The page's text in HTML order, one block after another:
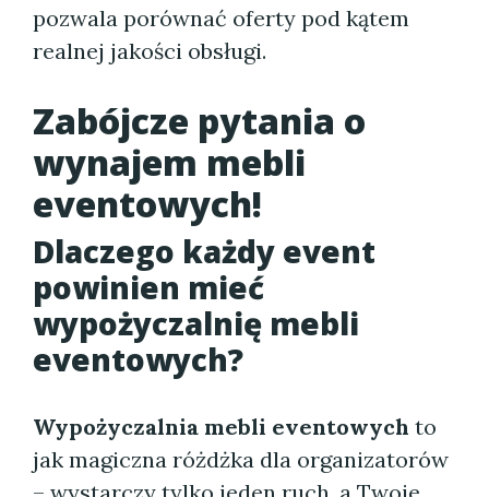
pozwala porównać oferty pod kątem
realnej jakości obsługi.
Zabójcze pytania o
wynajem mebli
eventowych!
Dlaczego każdy event
powinien mieć
wypożyczalnię mebli
eventowych?
Wypożyczalnia mebli eventowych to
jak magiczna różdżka dla organizatorów